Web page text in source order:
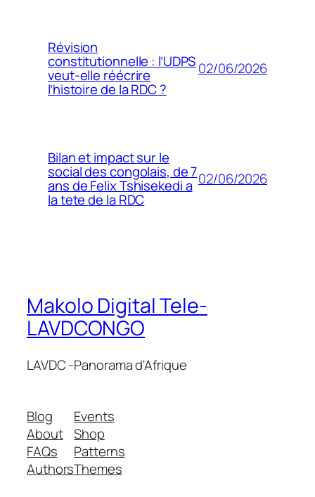
Révision
constitutionnelle : l’UDPS
veut-elle réécrire
l’histoire de la RDC ?
02/06/2026
Bilan et impact sur le
social des congolais, de 7
ans de Felix Tshisekedi a
la tete de la RDC
02/06/2026
Makolo Digital Tele-
LAVDCONGO
LAVDC -Panorama d'Afrique
Blog
About
FAQs
Authors
Events
Shop
Patterns
Themes